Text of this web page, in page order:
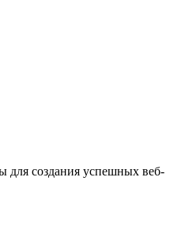
создания успешных веб-